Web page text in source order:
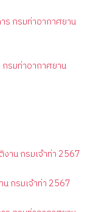
รมท่าอากาศยาน
กรมเจ้าท่า 2567